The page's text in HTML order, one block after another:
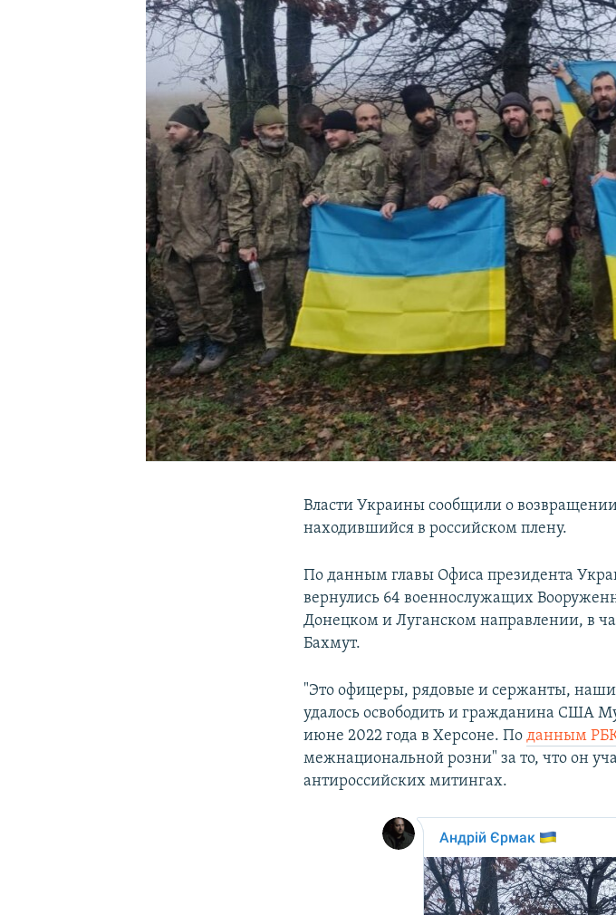
КРЫМ.НЕПОКОРЕННЫЙ
УКРАИНСКАЯ ПРОБЛЕМА КРЫМА
Власти Украины сообщили о
находившийся в российском плену.
По данным главы Офиса президента
вернулись 64 военнослужащих
Донецком и Луганском направлении, в
Бахмут.
"Это офицеры, рядовые и сержанты, наши
удалось освободить и гражданина США
июне 2022 года в Херсоне. Поданным
межнациональной розни" за то, что он
антироссийских митингах.